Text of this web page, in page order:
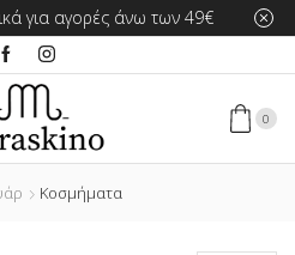
για αγορές άνω των 49€
0
Κοσμήματα